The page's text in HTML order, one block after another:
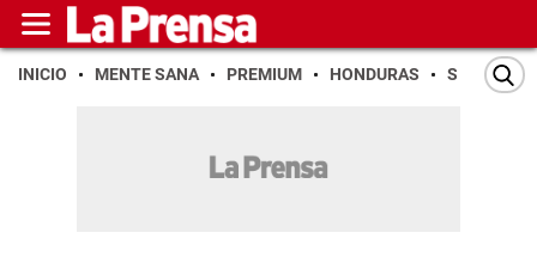
INICIO MENTE SANA PREMIUM HONDURAS SAN PEDRO